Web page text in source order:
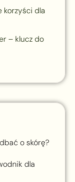
korzyści dla
– klucz do
o skórę?
dla